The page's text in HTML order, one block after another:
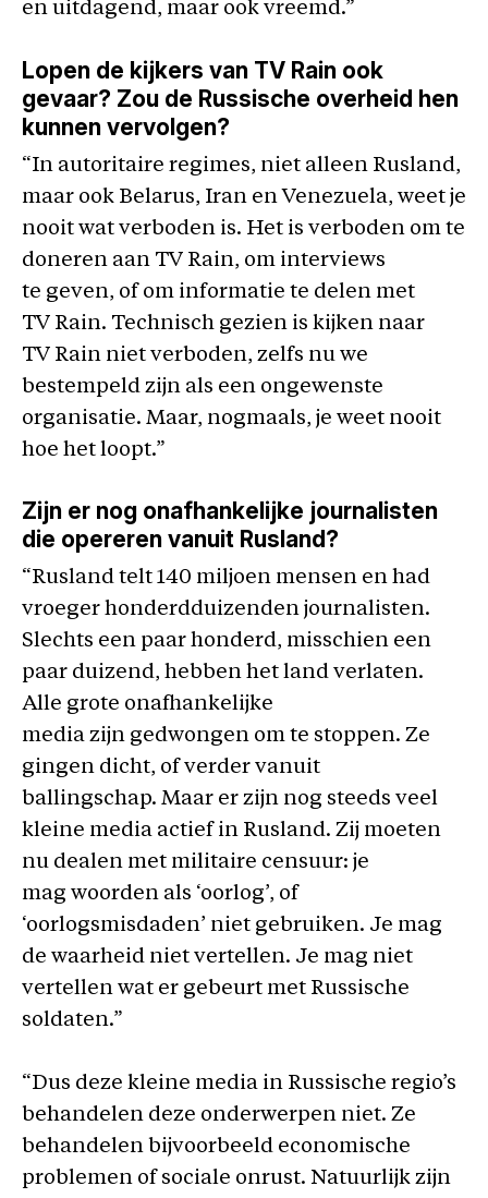
en uitdagend, maar ook vreemd.”
Lopen de kijkers van TV Rain ook
gevaar? Zou de Russische overheid hen
kunnen vervolgen?
“In autoritaire regimes, niet alleen Rusland,
maar ook Belarus, Iran en Venezuela, weet je
nooit wat verboden is. Het is verboden om te
doneren aan TV Rain, om interviews
te geven, of om informatie te delen met
TV Rain. Technisch gezien is kijken naar
TV Rain niet verboden, zelfs nu we
bestempeld zijn als een ongewenste
organisatie. Maar, nogmaals, je weet nooit
hoe het loopt.”
Zijn er nog onafhankelijke journalisten
die opereren vanuit Rusland?
“Rusland telt 140 miljoen mensen en had
vroeger honderdduizenden journalisten.
Slechts een paar honderd, misschien een
paar duizend, hebben het land verlaten.
Alle grote onafhankelijke
media zijn gedwongen om te stoppen. Ze
gingen dicht, of verder vanuit
ballingschap. Maar er zijn nog steeds veel
kleine media actief in Rusland. Zij moeten
nu dealen met militaire censuur: je
mag woorden als ‘oorlog’, of
‘oorlogsmisdaden’ niet gebruiken. Je mag
de waarheid niet vertellen. Je mag niet
vertellen wat er gebeurt met Russische
soldaten.”
“Dus deze kleine media in Russische regio’s
behandelen deze onderwerpen niet. Ze
behandelen bijvoorbeeld economische
problemen of sociale onrust. Natuurlijk zijn